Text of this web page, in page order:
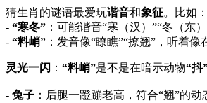
猜生肖的谜语最爱玩谐音和象征。比如：
- “寒冬” ：可能谐音“寒（汉）”“冬（东
- “料峭” ：发音像“瞭瞧”“撩翘”，听着
灵光一闪 ： “料峭”是不是在暗示动物“抖
——
- 兔子 ：后腿一蹬蹦老高，符合“翘”的动